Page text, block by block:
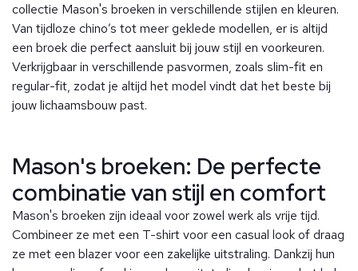
collectie Mason's broeken in verschillende stijlen en kleuren.
Van tijdloze chino’s tot meer geklede modellen, er is altijd
een broek die perfect aansluit bij jouw stijl en voorkeuren.
Verkrijgbaar in verschillende pasvormen, zoals slim-fit en
regular-fit, zodat je altijd het model vindt dat het beste bij
jouw lichaamsbouw past.
Mason's broeken: De perfecte
combinatie van stijl en comfort
Mason's broeken zijn ideaal voor zowel werk als vrije tijd.
Combineer ze met een T-shirt voor een casual look of draag
ze met een blazer voor een zakelijke uitstraling. Dankzij hun